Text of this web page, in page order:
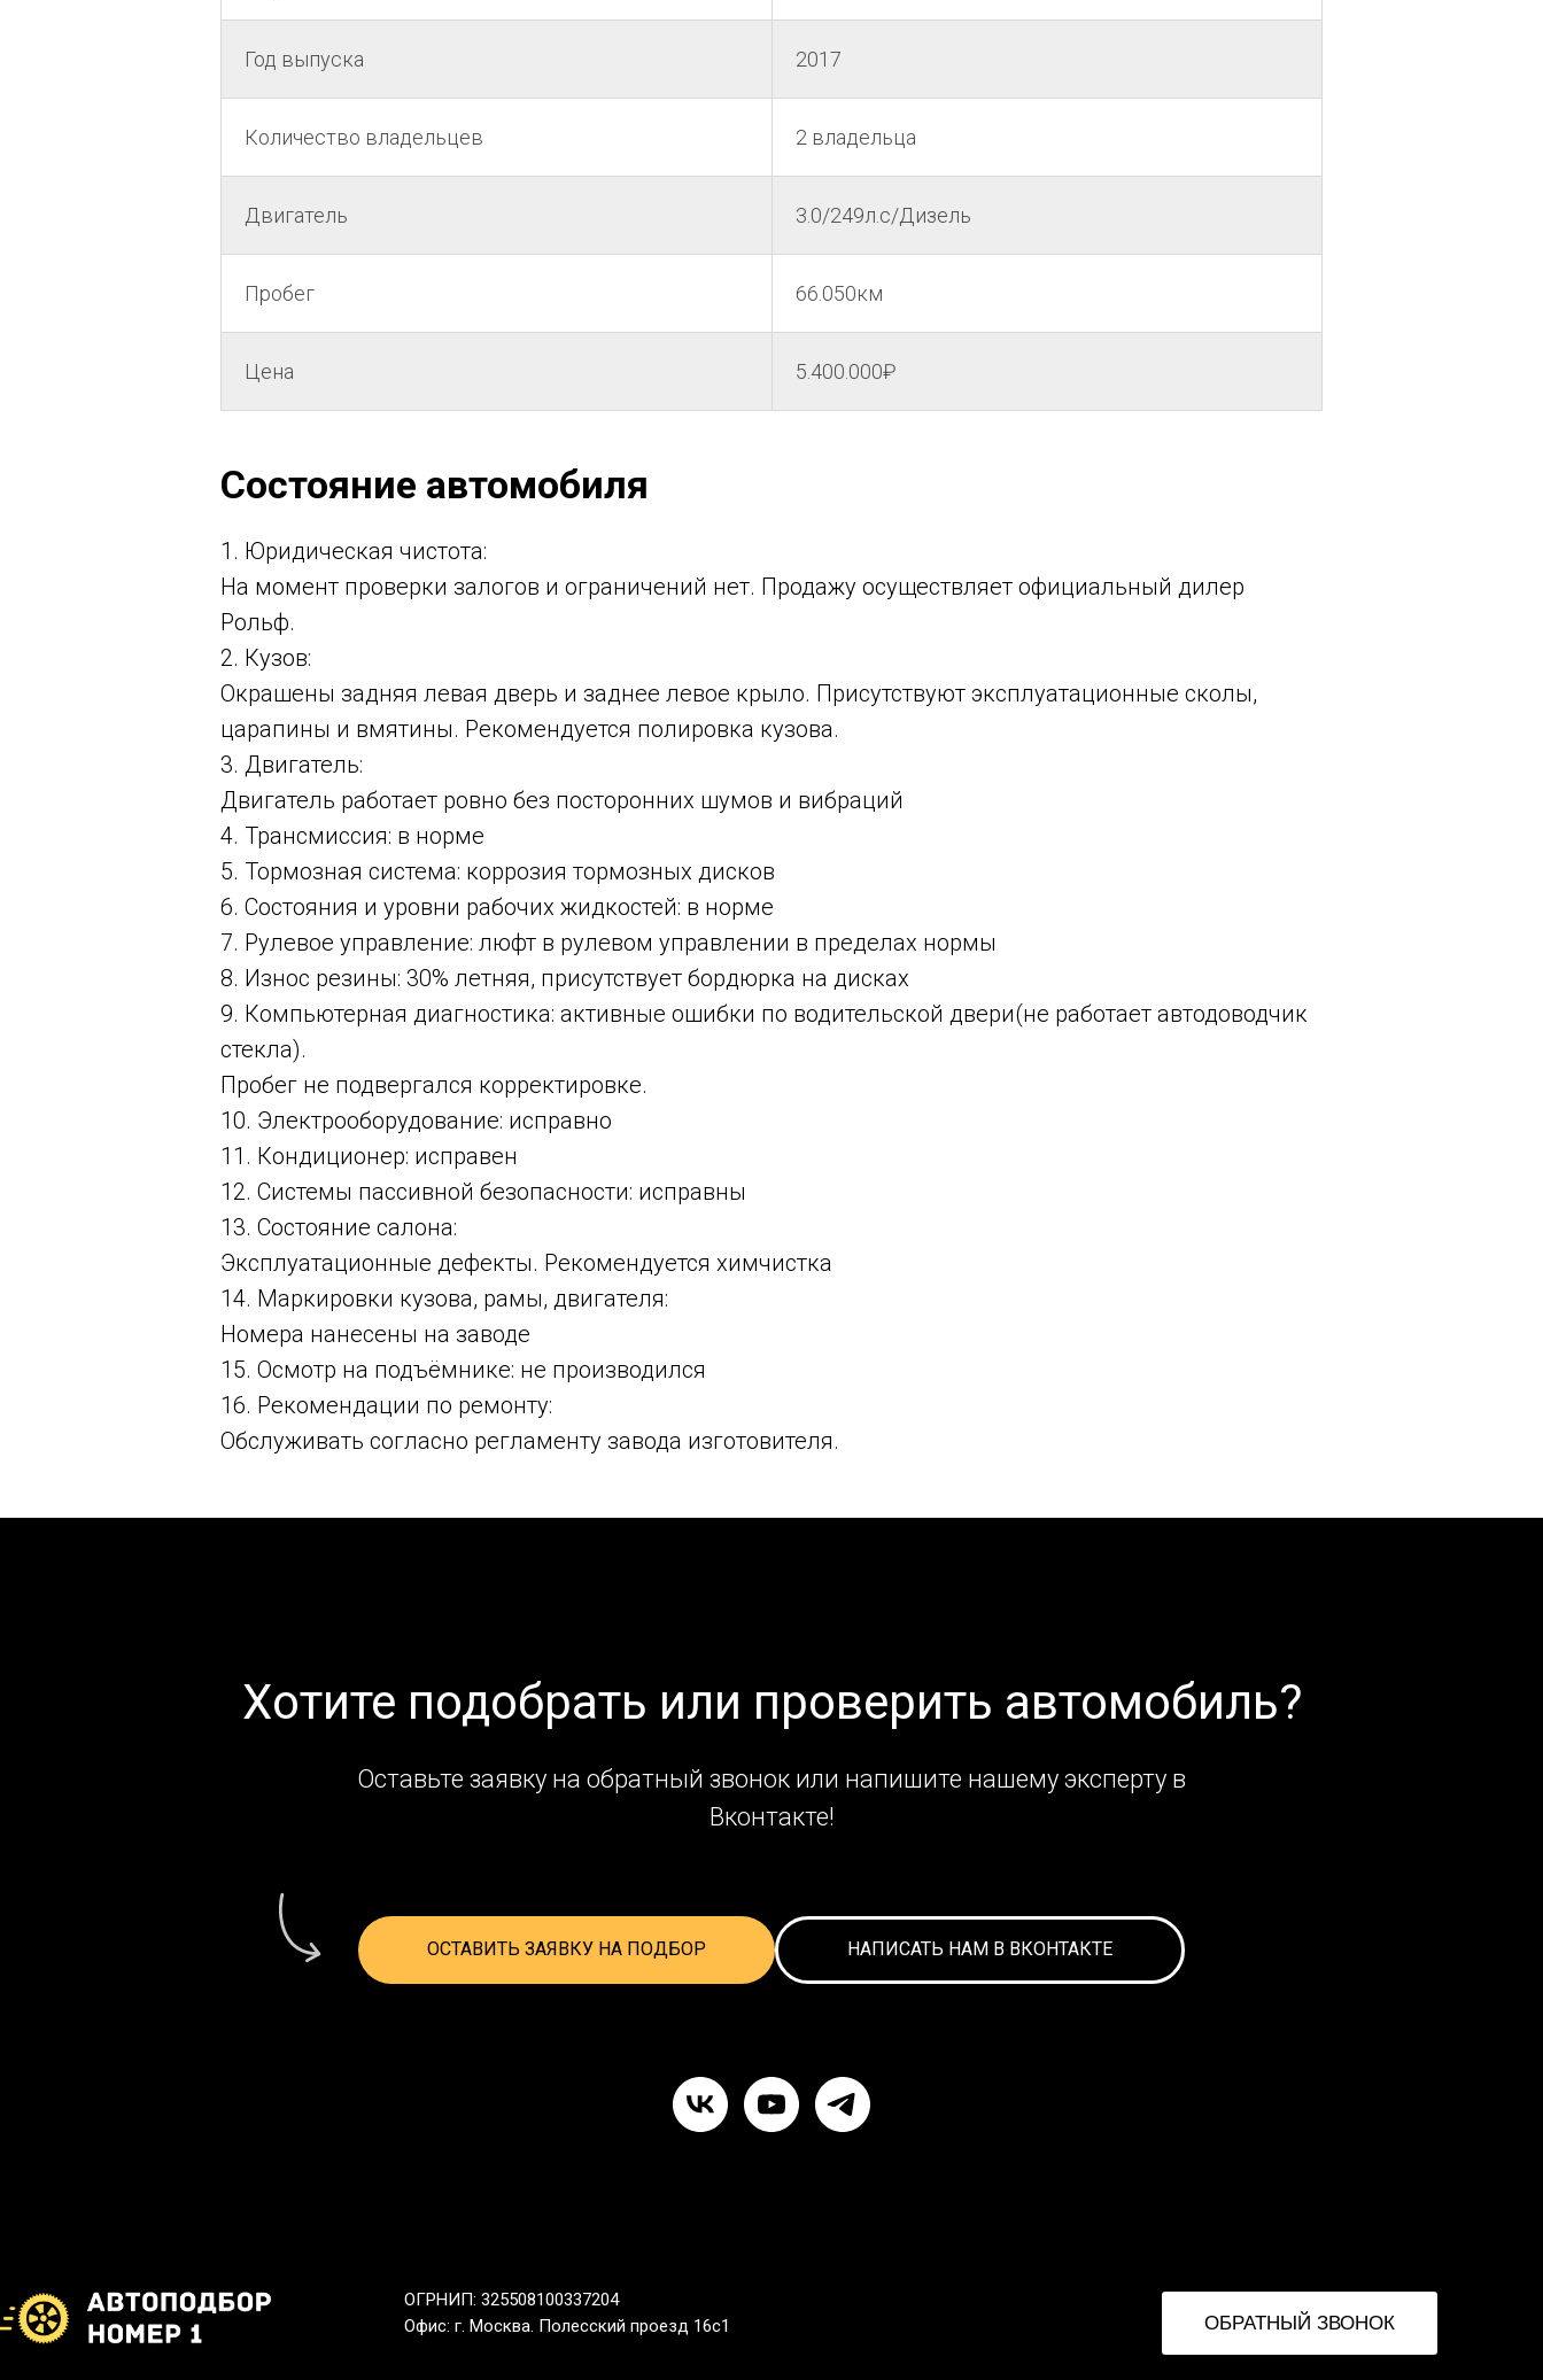
Год выпуска 2017
Количество владельцев 2 владельца
Двигатель 3.0/249л.с/Дизель
Пробег 66.050км
Цена 5.400.000₽
Состояние автомобиля
1. Юридическая чистота:
На момент проверки залогов и ограничений нет. Продажу осуществляет официальный дилер
Рольф.
2. Кузов:
Окрашены задняя левая дверь и заднее левое крыло. Присутствуют эксплуатационные сколы,
царапины и вмятины. Рекомендуется полировка кузова.
3. Двигатель:
Двигатель работает ровно без посторонних шумов и вибраций
4. Трансмиссия: в норме
5. Тормозная система: коррозия тормозных дисков
6. Состояния и уровни рабочих жидкостей: в норме
7. Рулевое управление: люфт в рулевом управлении в пределах нормы
8. Износ резины: 30% летняя, присутствует бордюрка на дисках
9. Компьютерная диагностика: активные ошибки по водительской двери(не работает автодоводчик
стекла).
Пробег не подвергался корректировке.
10. Электрооборудование: исправно
11. Кондиционер: исправен
12. Системы пассивной безопасности: исправны
13. Состояние салона:
Эксплуатационные дефекты. Рекомендуется химчистка
14. Маркировки кузова, рамы, двигателя:
Номера нанесены на заводе
15. Осмотр на подъёмнике: не производился
16. Рекомендации по ремонту:
Обслуживать согласно регламенту завода изготовителя.
Хотите подобрать или проверить автомобиль?
Оставьте заявку на обратный звонок или напишите нашему эксперту в
Вконтакте!
ОСТАВИТЬ ЗАЯВКУ НА ПОДБОР НАПИСАТЬ НАМ В ВКОНТАКТЕ
ОБРАТНЫЙ ЗВОНОК
ОГРНИП: 325508100337204
Офис: г. Москва. Полесский проезд 16с1